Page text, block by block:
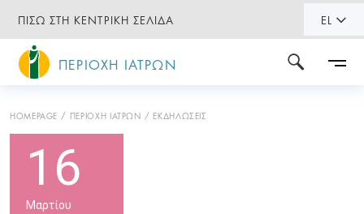
ΠΙΣΩ ΣΤΗ ΚΕΝΤΡΙΚΗ ΣΕΛΙΔΑ EL
ΠΕΡΙΟΧΗ ΙΑΤΡΩΝ
HOMEPAGE ΠΕΡΙΟΧΗ ΙΑΤΡΩΝ ΕΚΔΗΛΩΣΕΙΣ
16
Μαρτίου